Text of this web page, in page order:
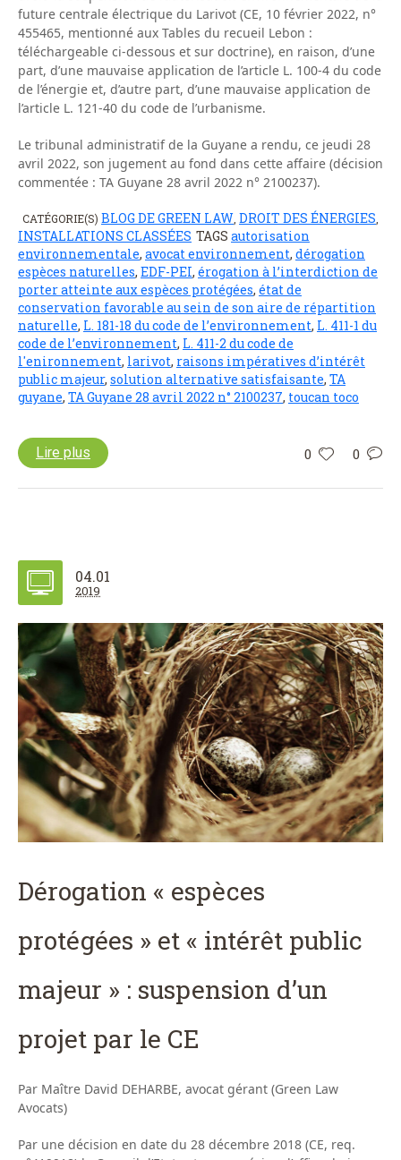
future centrale électrique du Larivot (CE, 10 février 2022, n°
455465, mentionné aux Tables du recueil Lebon :
téléchargeable ci-dessous et sur doctrine), en raison, d’une
part, d’une mauvaise application de l’article L. 100-4 du code
de l’énergie et, d’autre part, d’une mauvaise application de
l’article L. 121-40 du code de l’urbanisme.
Le tribunal administratif de la Guyane a rendu, ce jeudi 28
avril 2022, son jugement au fond dans cette affaire (décision
commentée : TA Guyane 28 avril 2022 n° 2100237).
CATÉGORIE(S) BLOG DE GREEN LAW DROIT DES ÉNERGIES
INSTALLATIONS CLASSÉES TAGS autorisation
environnementale, avocat environnement, dérogation
espèces naturelles, EDF-PEI, érogation à l’interdiction de
porter atteinte aux espèces protégées, état de
conservation favorable au sein de son aire de répartition
naturelle, L. 181-18 du code de l’environnement, L. 411-1 du
code de l’environnement, L. 411-2 du code de
l'enironnement, larivot, raisons impératives d’intérêt
public majeur, solution alternative satisfaisante, TA
guyane, TA Guyane 28 avril 2022 n° 2100237, toucan toco
0 0
Lire plus
04.01
2019
Dérogation « espèces
protégées » et « intérêt public
majeur » : suspension d’un
projet par le CE
Par Maître David DEHARBE, avocat gérant (Green Law
Avocats)
Par une décision en date du 28 décembre 2018 (CE, req.